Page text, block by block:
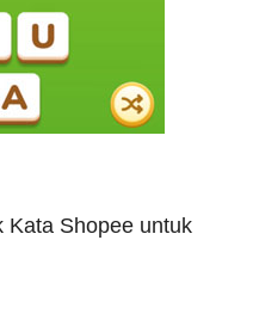
Kata Shopee untuk